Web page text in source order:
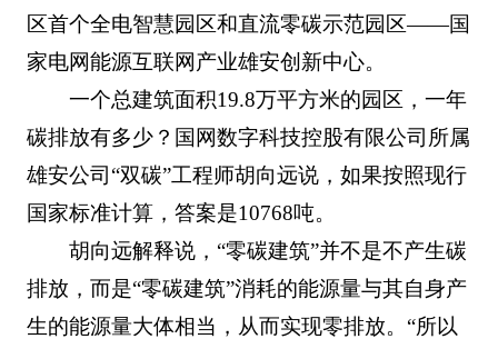
区首个全电智慧园区和直流零碳示范园区——国
家电网能源互联网产业雄安创新中心。
一个总建筑面积19.8万平方米的园区，一年
碳排放有多少？国网数字科技控股有限公司所属
雄安公司“双碳”工程师胡向远说，如果按照现行
国家标准计算，答案是10768吨。
胡向远解释说，“零碳建筑”并不是不产生碳
排放，而是“零碳建筑”消耗的能源量与其自身产
生的能源量大体相当，从而实现零排放。“所以